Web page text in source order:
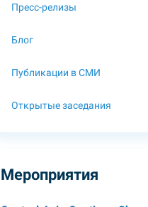
Пресс-релизы
Блог
Публикации в СМИ
Открытые заседания
Мероприятия